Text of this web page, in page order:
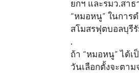
ยกฯ และรมว.สา
“หมอหนู” ในการ
สโมสรฟุตบอลบุรี
.
ถ้า “หมอหนู” ได้
วันเลือกตั้งจะตา